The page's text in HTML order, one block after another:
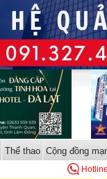
Thể thao Cộng đồng
Hotline